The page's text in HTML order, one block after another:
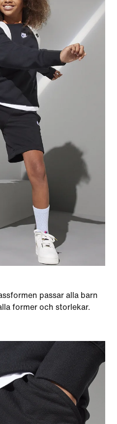
passar alla barn
former och storlekar.